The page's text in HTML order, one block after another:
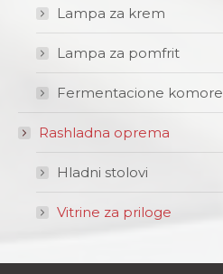
Lampa za krem
Lampa za pomfrit
Fermentacione komore
Rashladna oprema
Hladni stolovi
Vitrine za priloge